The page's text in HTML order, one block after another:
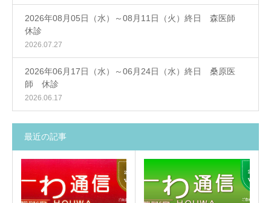
2026年08月05日（水）～08月11日（火）終日 森医師
休診
2026.07.27
2026年06月17日（水）～06月24日（水）終日 桑原医
師 休診
2026.06.17
最近の記事